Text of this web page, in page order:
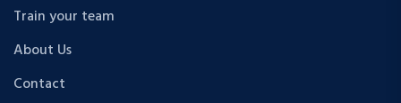
Train your team
About Us
Contact